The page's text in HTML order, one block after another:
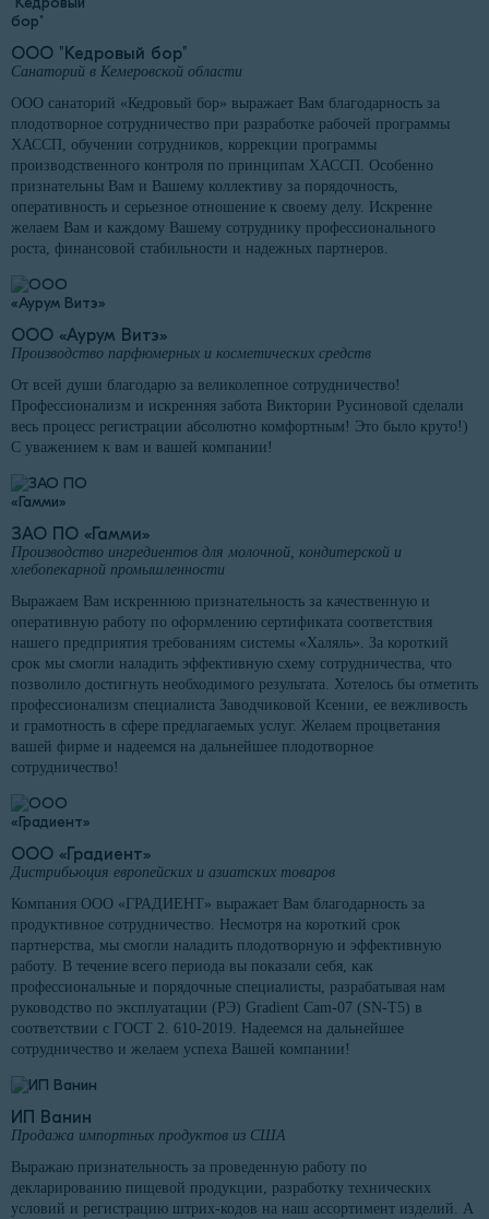
ООО "Кедровый бор"
Санаторий в Кемеровской области
ООО санаторий «Кедровый бор» выражает Вам благодарность за
плодотворное сотрудничество при разработке рабочей программы
ХАССП, обучении сотрудников, коррекции программы
производственного контроля по принципам ХАССП. Особенно
признательны Вам и Вашему коллективу за порядочность,
оперативность и серьезное отношение к своему делу. Искренне
желаем Вам и каждому Вашему сотруднику профессионального
роста, финансовой стабильности и надежных партнеров.
ООО «Аурум Витэ»
Производство парфюмерных и косметических средств
От всей души благодарю за великолепное сотрудничество!
Профессионализм и искренняя забота Виктории Русиновой сделали
весь процесс регистрации абсолютно комфортным! Это было круто!)
С уважением к вам и вашей компании!
ЗАО ПО «Гамми»
Производство ингредиентов для молочной, кондитерской и
хлебопекарной промышленности
Выражаем Вам искреннюю признательность за качественную и
оперативную работу по оформлению сертификата соответствия
нашего предприятия требованиям системы «Халяль». За короткий
срок мы смогли наладить эффективную схему сотрудничества, что
позволило достигнуть необходимого результата. Хотелось бы отметить
профессионализм специалиста Заводчиковой Ксении, ее вежливость
и грамотность в сфере предлагаемых услуг. Желаем процветания
вашей фирме и надеемся на дальнейшее плодотворное
сотрудничество!
ООО «Градиент»
Дистрибьюция европейских и азиатских товаров
Компания ООО «ГРАДИЕНТ» выражает Вам благодарность за
продуктивное сотрудничество. Несмотря на короткий срок
партнерства, мы смогли наладить плодотворную и эффективную
работу. В течение всего периода вы показали себя, как
профессиональные и порядочные специалисты, разрабатывая нам
руководство по эксплуатации (РЭ) Gradient Cam-07 (SN-T5) в
соответствии с ГОСТ 2. 610-2019. Надеемся на дальнейшее
сотрудничество и желаем успеха Вашей компании!
ИП Ванин
Продажа импортных продуктов из США
Выражаю признательность за проведенную работу по
декларированию пищевой продукции, разработку технических
условий и регистрацию штрих-кодов на наш ассортимент изделий. А